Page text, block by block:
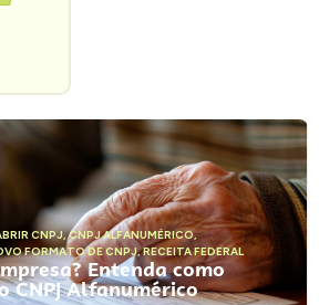
CNPJ,CNPJ ALFANUMÉRICO,
FORMATO DE CNPJ,RECEITA FEDERAL
Entenda como
CNPJ Alfanumérico